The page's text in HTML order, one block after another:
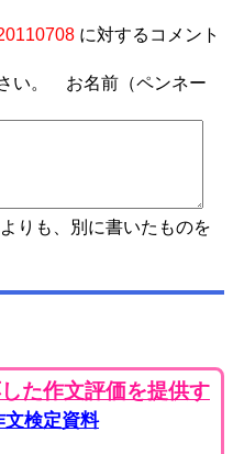
に対するコメント
い。 お名前（ペンネー
りも、別に書いたものを
た作文評価を提供す
文検定資料